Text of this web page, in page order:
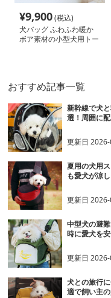
¥9,900(税込)
犬バッグ ふわふわ暖か
ボア素材の小型犬用トー
おすすめ記事一覧
新幹線で犬
選！周囲に
更新日
夏用の犬用
も愛犬が涼
更新日
中型犬の避
時に愛犬を
更新日
犬との旅行
適で飼い主